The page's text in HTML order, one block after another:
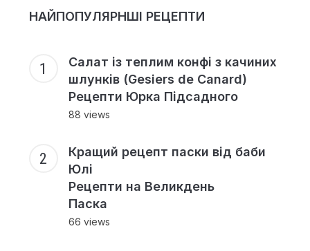
НАЙПОПУЛЯРНШІ РЕЦЕПТИ
Салат із теплим конфі з качиних
шлунків (Gesiers de Canard)
Рецепти Юрка Підсадного
88 views
Кращий рецепт паски від баби
Юлі
Рецепти на Великдень
Паска
66 views